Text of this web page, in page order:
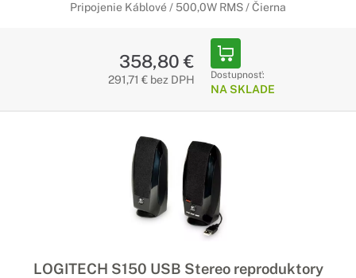
Pripojenie Káblové / 500,0W RMS / Čierna
358,80 €
291,71 € bez DPH Dostupnosť:
NA SKLADE
LOGITECH S150 USB Stereo reproduktory